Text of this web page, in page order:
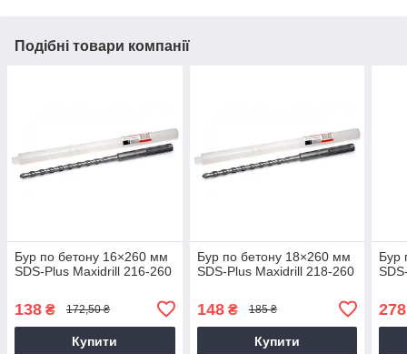
Подібні товари компанії
Бур по бетону 16×260 мм
SDS-Plus Maxidrill 216-260
138 ₴ 172,50 ₴
Купити
Бур по бетону 18×260 мм
SDS-Plus Maxidrill 218-260
148₴ 185 ₴
Купити
Бур
278